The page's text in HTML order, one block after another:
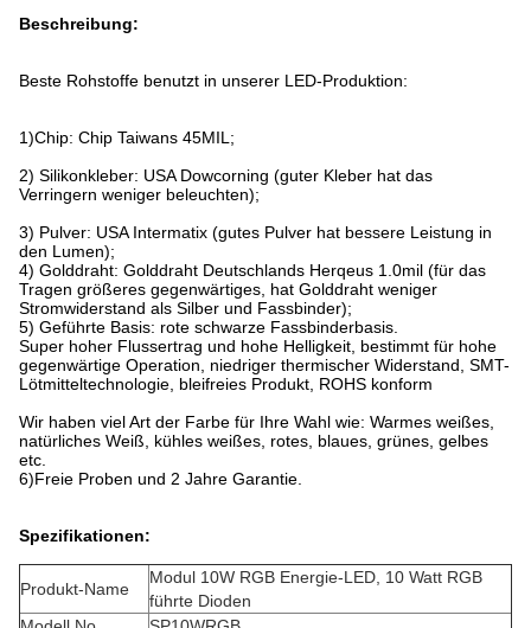
Beschreibung:
Beste Rohstoffe benutzt in unserer LED-Produktion:
1)Chip: Chip Taiwans 45MIL;
2) Silikonkleber: USA Dowcorning (guter Kleber hat das
Verringern weniger beleuchten);
3) Pulver: USA Intermatix (gutes Pulver hat bessere Leistung in
den Lumen);
4) Golddraht: Golddraht Deutschlands Herqeus 1.0mil (für das
Tragen größeres gegenwärtiges, hat Golddraht weniger
Stromwiderstand als Silber und Fassbinder);
5) Geführte Basis: rote schwarze Fassbinderbasis.
Super hoher Flussertrag und hohe Helligkeit, bestimmt für hohe
gegenwärtige Operation, niedriger thermischer Widerstand, SMT-
Lötmitteltechnologie, bleifreies Produkt, ROHS konform
Wir haben viel Art der Farbe für Ihre Wahl wie: Warmes weißes,
natürliches Weiß, kühles weißes, rotes, blaues, grünes, gelbes
etc.
6)Freie Proben und 2 Jahre Garantie.
Spezifikationen:
Produkt-Name
Modul 10W RGB Energie-LED, 10 Watt RGB
führte Dioden